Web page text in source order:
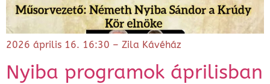
2026 április 16. 16:30 – Zila Kávéház
Nyiba programok áprilisban